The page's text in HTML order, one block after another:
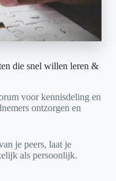
die snel willen leren &
voor kennisdeling en
ontzorgen en
je peers, laat je
als persoonlijk.